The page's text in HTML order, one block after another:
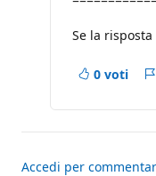
Se la
0 voti
Accedi per